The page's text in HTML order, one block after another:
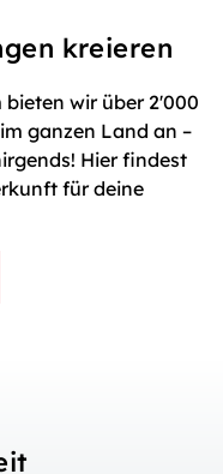
kreieren
wir über 2'000
ganzen Land an –
Hier findest
für deine